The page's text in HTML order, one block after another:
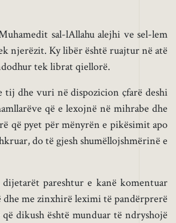
sal-lAllahu alejhi ve sel-lem
njerëzit. Ky libër është ruajtur në atë
tek librat qiellorë.
dhe vuri në dispozicion çfarë deshi
që e lexojnë në mihrabe dhe
që pyet për mënyrën e pikësimit apo
do të gjesh shumëllojshmërinë e
pareshtur e kanë komentuar
me zinxhirë leximi të pandërprerë
dikush është munduar të ndryshojë